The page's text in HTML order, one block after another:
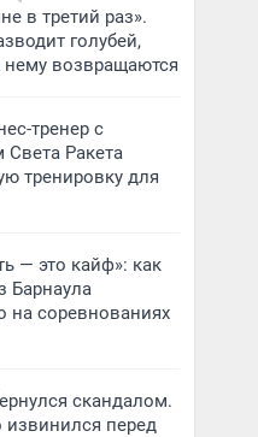
в третий раз».
голубей,
нему возвращаются
тренер с
Ракета
тренировку для
— это кайф»: как
Барнаула
на соревнованиях
скандалом.
перед